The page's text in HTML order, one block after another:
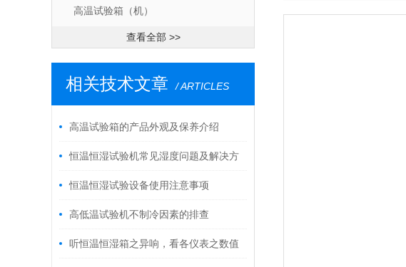
高温试验箱（机）
查看全部 >>
相关技术文章 / ARTICLES
高温试验箱的产品外观及保养介绍
恒温恒湿试验机常见湿度问题及解决方
案恒温恒湿试验设备使用注意事项
高低温试验机不制冷因素的排查
听恒温恒湿箱之异响，看各仪表之数值